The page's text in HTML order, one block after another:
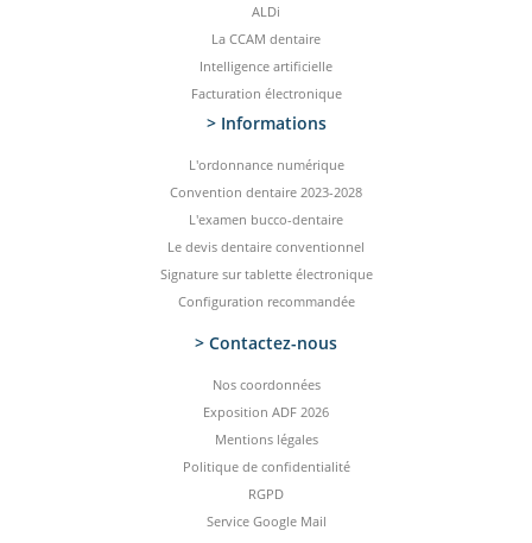
ALDi
La CCAM dentaire
Intelligence artificielle
Facturation électronique
> Informations
L'ordonnance numérique
Convention dentaire 2023-2028
L'examen bucco-dentaire
Le devis dentaire conventionnel
Signature sur tablette électronique
Configuration recommandée
> Contactez-­nous
Nos coordonnées
Exposition ADF 2026
Mentions légales
Politique de confidentialité
RGPD
Service Google Mail